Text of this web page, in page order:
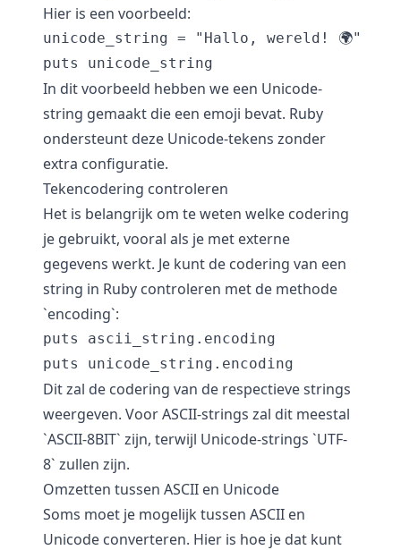
Hier is een voorbeeld:
unicode_string = "Hallo, wereld! 🌍"
In dit voorbeeld hebben we een Unicode-
string gemaakt die een emoji bevat. Ruby
ondersteunt deze Unicode-tekens zonder
extra configuratie.
Tekencodering controleren
Het is belangrijk om te weten welke codering
je gebruikt, vooral als je met externe
gegevens werkt. Je kunt de codering van een
string in Ruby controleren met de methode
`encoding`:
puts ascii_string.encoding
Dit zal de codering van de respectieve strings
weergeven. Voor ASCII-strings zal dit meestal
`ASCII-8BIT` zijn, terwijl Unicode-strings `UTF-
8` zullen zijn.
Omzetten tussen ASCII en Unicode
Soms moet je mogelijk tussen ASCII en
Unicode converteren. Hier is hoe je dat kunt